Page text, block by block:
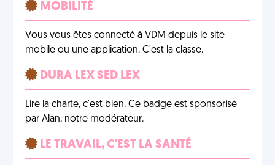
MOBILITÉ
Vous vous êtes connecté à VDM depuis le site
mobile ou une application. C'est la classe.
DURA LEX SED LEX
Lire la charte, c'est bien. Ce badge est sponsorisé
par Alan, notre modérateur.
LE TRAVAIL, C'EST LA SANTÉ